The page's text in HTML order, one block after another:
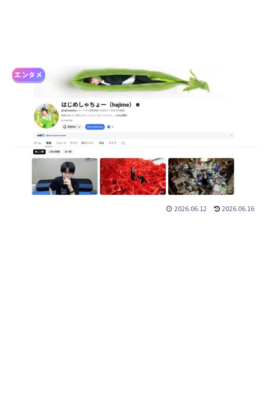
エンタメ
2026.06.12 2026.06.16